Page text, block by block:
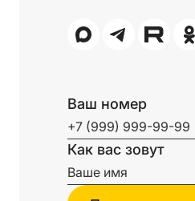
Ваш номер
Как вас зовут